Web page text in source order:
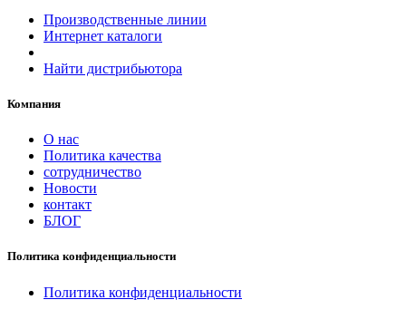
Производственные линии
Интернет каталоги
Найти дистрибьютора
Компания
О нас
Политика качества
сотрудничество
Новости
контакт
БЛОГ
Политика конфиденциальности
Политика конфиденциальности